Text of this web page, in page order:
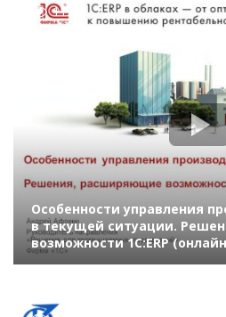
1121
Особенности управления
в текущей ситуации.
возможности 1С:ERP